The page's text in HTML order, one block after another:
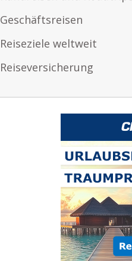
Geschäftsreisen
Reiseziele weltweit
Reiseversicherung